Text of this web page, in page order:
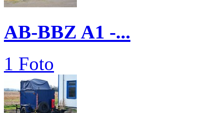
AB-BBZ A1 -...
1 Foto